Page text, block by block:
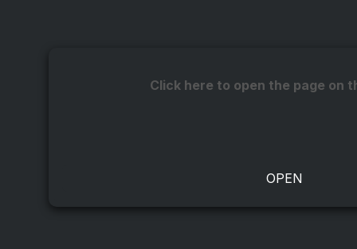
Click here to open the page on